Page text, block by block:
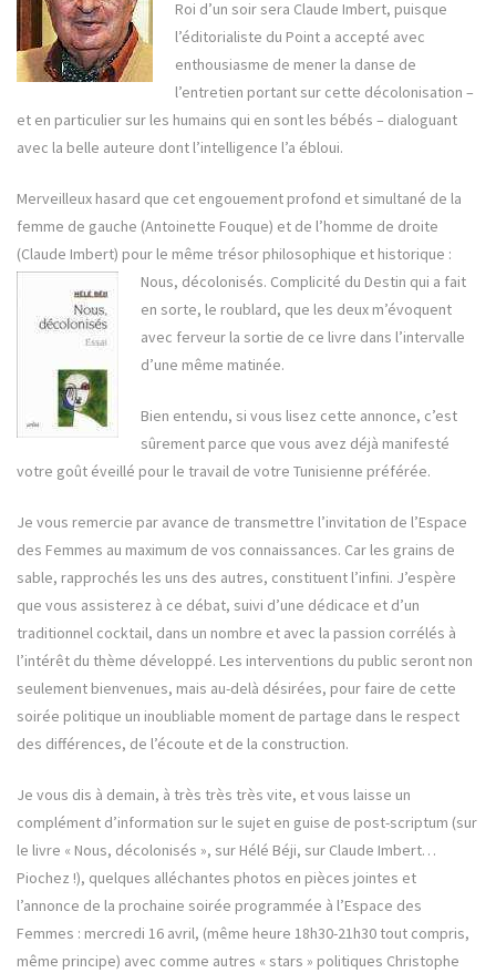
Roi d’un soir sera Claude Imbert, puisque
l’éditorialiste du Point a accepté avec
enthousiasme de mener la danse de
l’entretien portant sur cette décolonisation –
et en particulier sur les humains qui en sont les bébés – dialoguant
avec la belle auteure dont l’intelligence l’a ébloui.
Merveilleux hasard que cet engouement profond et simultané de la
femme de gauche (Antoinette Fouque) et de l’homme de droite
(Claude Imbert) pour le même trésor philosophique et historique :
Nous, décolonisés. Complicité du Destin qui a fait
en sorte, le roublard, que les deux m’évoquent
avec ferveur la sortie de ce livre dans l’intervalle
d’une même matinée.
Bien entendu, si vous lisez cette annonce, c’est
sûrement parce que vous avez déjà manifesté
votre goût éveillé pour le travail de votre Tunisienne préférée.
Je vous remercie par avance de transmettre l’invitation de l’Espace
des Femmes au maximum de vos connaissances. Car les grains de
sable, rapprochés les uns des autres, constituent l’infini. J’espère
que vous assisterez à ce débat, suivi d’une dédicace et d’un
traditionnel cocktail, dans un nombre et avec la passion corrélés à
l’intérêt du thème développé. Les interventions du public seront non
seulement bienvenues, mais au-delà désirées, pour faire de cette
soirée politique un inoubliable moment de partage dans le respect
des différences, de l’écoute et de la construction.
Je vous dis à demain, à très très très vite, et vous laisse un
complément d’information sur le sujet en guise de post-scriptum (sur
le livre « Nous, décolonisés », sur Hélé Béji, sur Claude Imbert…
Piochez !), quelques alléchantes photos en pièces jointes et
l’annonce de la prochaine soirée programmée à l’Espace des
Femmes : mercredi 16 avril, (même heure 18h30-21h30 tout compris,
même principe) avec comme autres « stars » politiques Christophe